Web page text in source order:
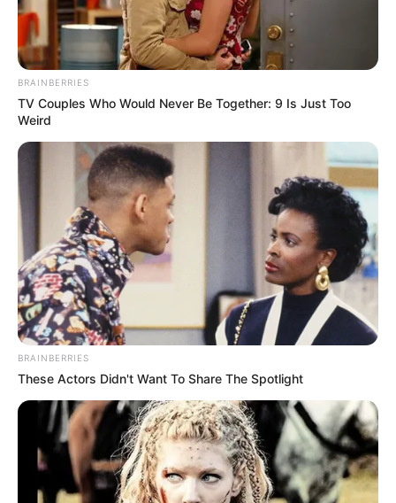
ΤΑΥΤΟΤΗΤΑ ΚΑΙ ΕΠΙΚΟΙΝΩΝΙΑ ΟΡΟΙ ΧΡΗΣΗΣ
© 2025 EVIANEWS του Γιώργου Κουτσελίνη
BRAINBERRIES
TV Couples Who Would Never Be Together: 9 Is Just Too
Weird
BRAINBERRIES
These Actors Didn't Want To Share The Spotlight